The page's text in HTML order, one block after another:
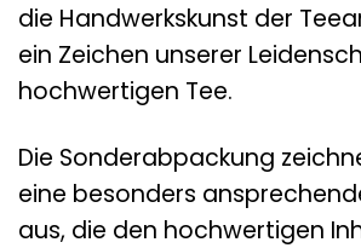
die Handwerkskunst der
ein Zeichen unserer
hochwertigen Tee.
Die Sonderabpackung
eine besonders
aus, die den hochwertigen